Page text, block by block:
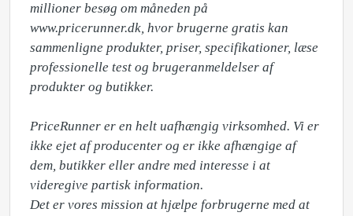
millioner besøg om måneden på
www.pricerunner.dk, hvor brugerne gratis kan
sammenligne produkter, priser, specifikationer, læse
professionelle test og brugeranmeldelser af
produkter og butikker.
PriceRunner er en helt uafhængig virksomhed. Vi er
ikke ejet af producenter og er ikke afhængige af
dem, butikker eller andre med interesse i at
videregive partisk information.
Det er vores mission at hjælpe forbrugerne med at